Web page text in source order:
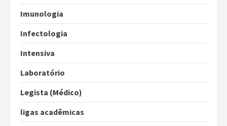
Imunologia
Infectologia
Intensiva
Laboratório
Legista (Médico)
ligas acadêmicas